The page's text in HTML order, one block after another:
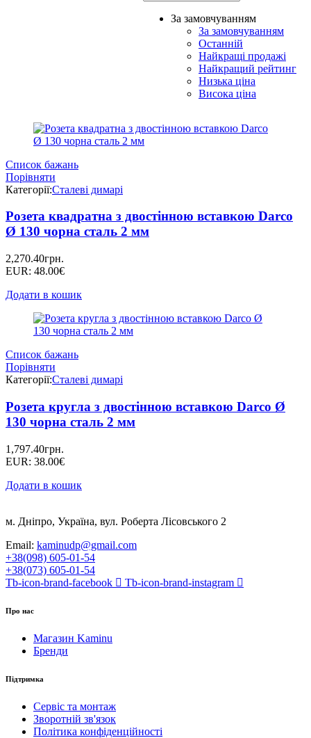
За замовчуванням
За замовчуванням
Останній
Найкращі продажі
Найкращий рейтинг
Низька ціна
Висока ціна
Список бажань
Порівняти
Категорії:Сталеві димарі
Розета квадратна з двостінною вставкою Darco
Ø 130 чорна сталь 2 мм
2,270.40грн.
EUR: 48.00€
Додати в кошик
Список бажань
Порівняти
Категорії:Сталеві димарі
Розета кругла з двостінною вставкою Darco Ø
130 чорна сталь 2 мм
1,797.40грн.
EUR: 38.00€
Додати в кошик
м. Дніпро, Україна, вул. Роберта Лісовського 2
Email: kaminudp@gmail.com
+38(098) 605-01-54
+38(073) 605-01-54
Tb-icon-brand-facebook
Tb-icon-brand-instagram
Про нас
Магазин Kaminu
Бренди
Підтримка
Сервіс та монтаж
Зворотній зв'язок
Політика конфіденційності